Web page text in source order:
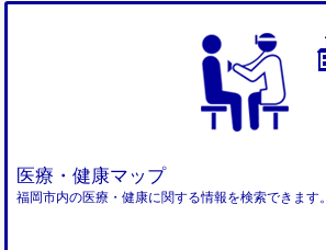
医療・健康マップ
福岡市内の医療・健康に関する情報を検索できます。